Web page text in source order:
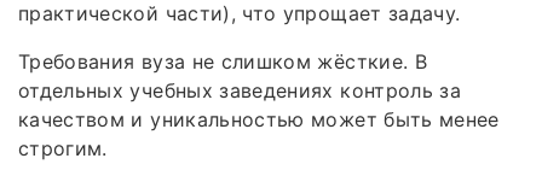
практической части), что упрощает задачу.
Требования вуза не слишком жёсткие. В
отдельных учебных заведениях контроль за
качеством и уникальностью может быть менее
строгим.